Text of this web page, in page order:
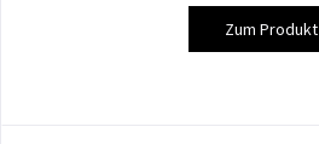
Zum Produkt